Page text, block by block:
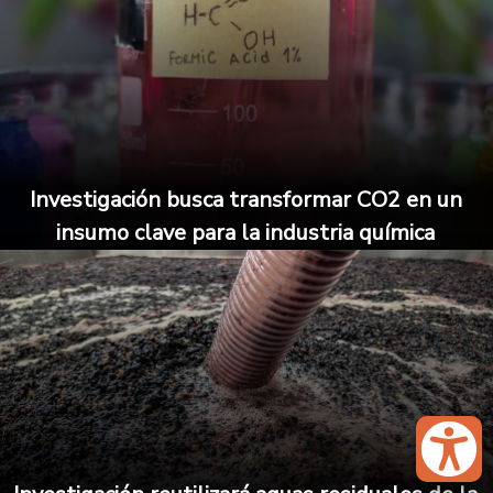
Investigación busca transformar CO2 en un
insumo clave para la industria química